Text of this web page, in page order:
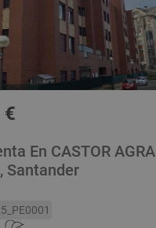
€
En CASTOR AGRA
Santander